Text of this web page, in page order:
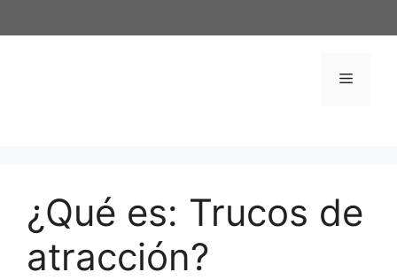
al
Menú
¿Qué es: Trucos de
atracción?